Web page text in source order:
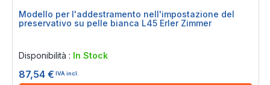
Modello per l'addestramento nell'impostazione del
preservativo su pelle bianca L45 Erler Zimmer
Disponibilità : In Stock
87,54 € IVA incl.